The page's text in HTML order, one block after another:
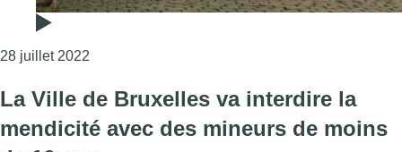
28 juillet 2022
La Ville de Bruxelles va interdire la
mendicité avec des mineurs de moins